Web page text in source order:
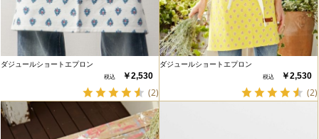
ダジュールショートエプロン
￥2,530
(2)
ダジュールショートエプロン
￥2,530
(2)